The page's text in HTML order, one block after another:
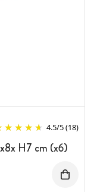
4.5/5(18)
H7 cm (x6)